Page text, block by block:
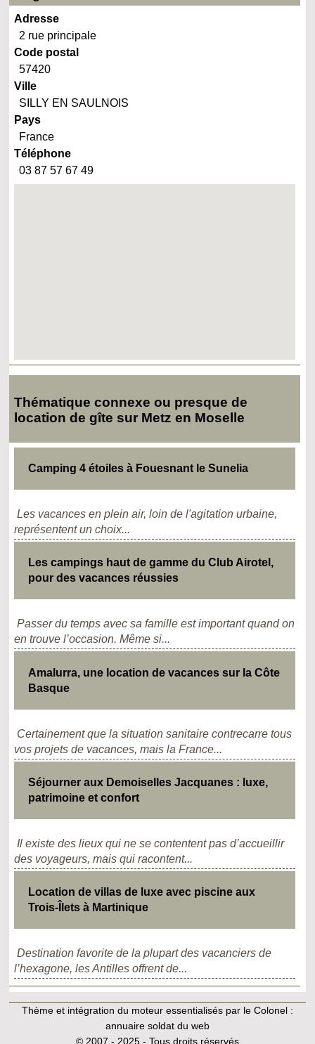
Adresse
2 rue principale
Code postal
57420
Ville
SILLY EN SAULNOIS
Pays
France
Téléphone
03 87 57 67 49
Thématique connexe ou presque de
location de gîte sur Metz en Moselle
Camping 4 étoiles à Fouesnant le Sunelia
Les vacances en plein air, loin de l'agitation urbaine,
représentent un choix...
Les campings haut de gamme du Club Airotel,
pour des vacances réussies
Passer du temps avec sa famille est important quand on
en trouve l’occasion. Même si...
Amalurra, une location de vacances sur la Côte
Basque
Certainement que la situation sanitaire contrecarre tous
vos projets de vacances, mais la France...
Séjourner aux Demoiselles Jacquanes : luxe,
patrimoine et confort
Il existe des lieux qui ne se contentent pas d’accueillir
des voyageurs, mais qui racontent...
Location de villas de luxe avec piscine aux
Trois-Îlets à Martinique
Destination favorite de la plupart des vacanciers de
l’hexagone, les Antilles offrent de...
Thème et intégration du moteur essentialisés par le Colonel :
annuaire soldat du web
© 2007 - 2025 - Tous droits réservés